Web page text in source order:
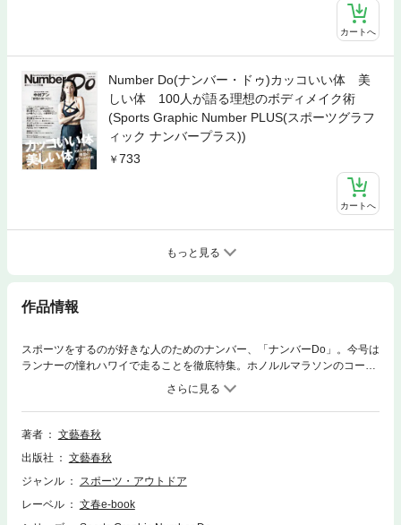
カートへ
Number Do(ナンバー・ドゥ)カッコいい体 美
しい体 100人が語る理想のボディメイク術
(Sports Graphic Number PLUS(スポーツグラフ
ィック ナンバープラス))
733
カートへ
もっと見る
作品情報
スポーツをするのが好きな人のためのナンバー、「ナンバーDo」。今号は
ランナーの憧れハワイで走ることを徹底特集。ホノルルマラソンのコース
と“ハワイの皇居”を知ろう！、地元ランナーが集まる人気スポーツショッ
プ、ハワイ流ランウエアの着こなし方、肉食＆菜食レストラン案内、ハワ
イ土産はランナー目線で！、ハワイの大会カレンダー2014〜2015、ロコ
気分でコーヒー畑を駆け抜けろ！ほか。
著者
文藝春秋
出版社
文藝春秋
ジャンル
スポーツ・アウトドア
レーベル
文春e-book